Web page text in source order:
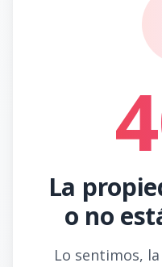
La
o no
Lo sentimos,